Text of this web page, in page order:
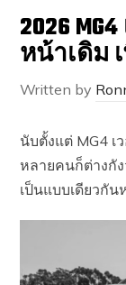
2026
หน้าเดิม
Written by
นับตั้งแต่ MG4 เ
หลายคนก็ต่างกั
เป็นแบบเดียวกั